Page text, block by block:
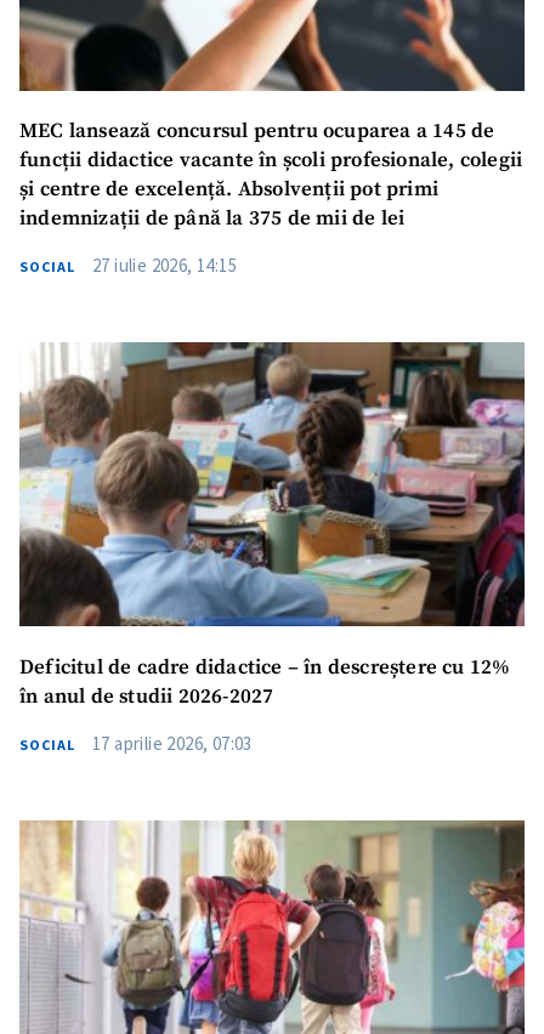
MEC lansează concursul pentru ocuparea a 145 de
funcții didactice vacante în școli profesionale, colegii
și centre de excelență. Absolvenții pot primi
indemnizații de până la 375 de mii de lei
SOCIAL 27 iulie 2026, 14:15
Deficitul de cadre didactice – în descreștere cu 12%
în anul de studii 2026-2027
SOCIAL 17 aprilie 2026, 07:03